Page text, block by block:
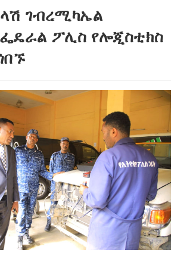
ገብረሚካኤል
ፌዴራል ፖሊስ የሎጂስቲክስ